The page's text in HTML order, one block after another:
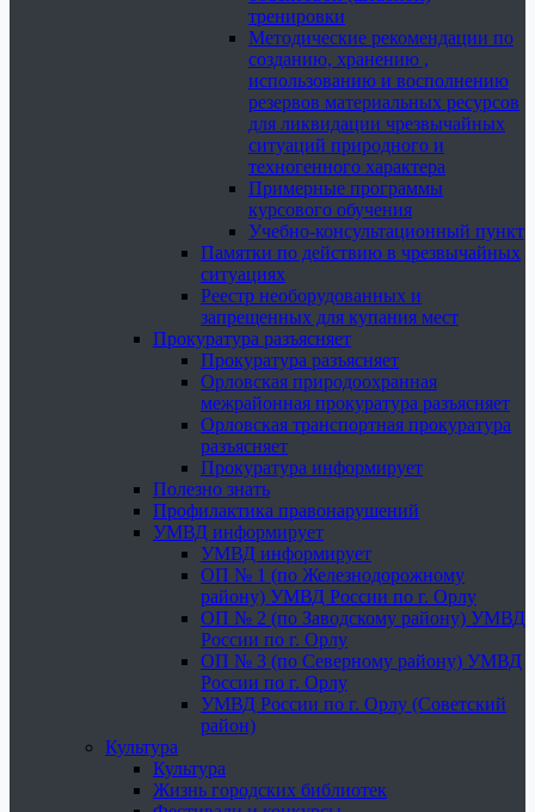
тренировки
Методические рекомендации по
созданию, хранению ,
использованию и восполнению
резервов материальных ресурсов
для ликвидации чрезвычайных
ситуаций природного и
техногенного характера
Примерные программы
курсового обучения
Учебно-консультационный пункт
Памятки по действию в чрезвычайных
ситуациях
Реестр необорудованных и
запрещенных для купания мест
Прокуратура разъясняет
Прокуратура разъясняет
Орловская природоохранная
межрайонная прокуратура разъясняет
Орловская транспортная прокуратура
разъясняет
Прокуратура информирует
Полезно знать
Профилактика правонарушений
УМВД информирует
УМВД информирует
ОП № 1 (по Железнодорожному
району) УМВД России по г. Орлу
ОП № 2 (по Заводскому району) УМВД
России по г. Орлу
ОП № 3 (по Северному району) УМВД
России по г. Орлу
УМВД России по г. Орлу (Советский
район)
Культура
Культура
Жизнь городских библиотек